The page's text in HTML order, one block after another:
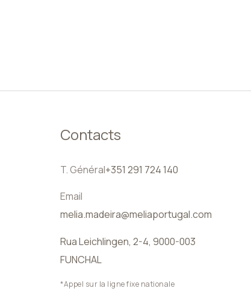
Contacts
T. Général+351 291 724 140
Email
melia.madeira@meliaportugal.com
Rua Leichlingen, 2-4, 9000-003
FUNCHAL
*Appel sur la ligne fixe nationale